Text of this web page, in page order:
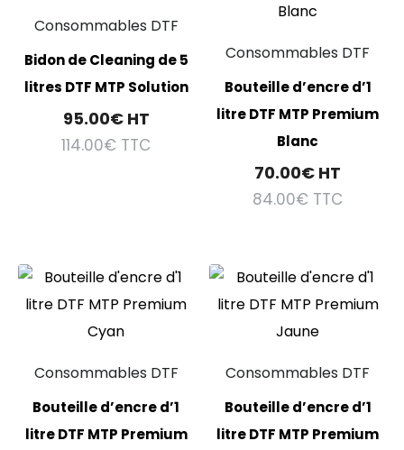
Consommables DTF
Bidon de Cleaning de 5
litres DTF MTP Solution
95.00€HT
114.00€ TTC
Consommables DTF
Bouteille d’encre d’1
litre DTF MTP Premium
Blanc
70.00€ HT
84.00€ TTC
Consommables DTF
Bouteille d’encre d’1
litre DTF MTP Premium
Consommables DTF
Bouteille d’encre d’1
litre DTF MTP Premium